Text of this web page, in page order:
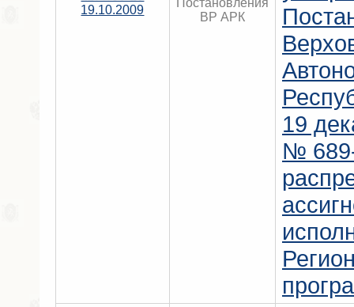
19.10.2009
Постановления
ВР АРК
19
№